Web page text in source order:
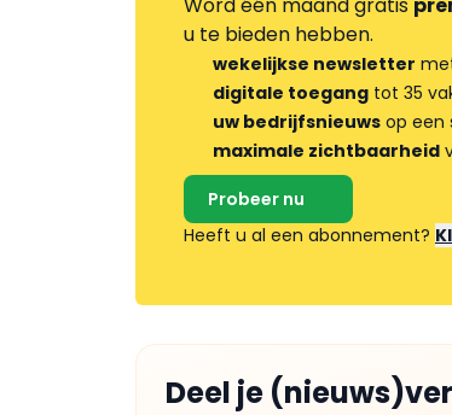
Word één maand gratis
u te bieden hebben.
wekelijkse newsletter
digitale toegang tot 35
uw bedrijfsnieuws op een
maximale zichtbaarheid
Probeer nu
Heeft u al een abonnement?
Deel je